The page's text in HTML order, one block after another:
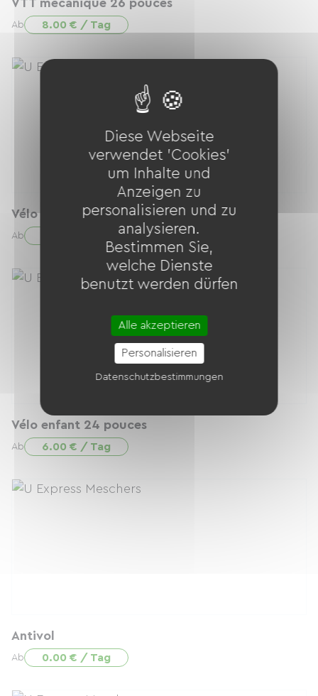
VTT mécanique 26 pouces
Ab 8.00 € / Tag
Vélo enfant 16 pouces
Ab
Vélo enfant 24 pouces
Ab 6.00 € / Tag
Antivol
Ab 0.00 € / Tag
Diese Webseite
verwendet 'Cookies'
um Inhalte und
Anzeigen zu
personalisieren und zu
analysieren.
Bestimmen Sie,
welche Dienste
benutzt werden dürfen
Alle akzeptieren
Personalisieren
Datenschutzbestimmungen